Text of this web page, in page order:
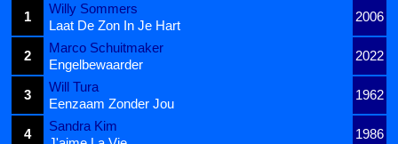
1
Willy Sommers
2006
Laat De Zon In Je Hart
2
Marco Schuitmaker
2022
Engelbewaarder
3
Will Tura
1962
Eenzaam Zonder Jou
4
Sandra Kim
1986